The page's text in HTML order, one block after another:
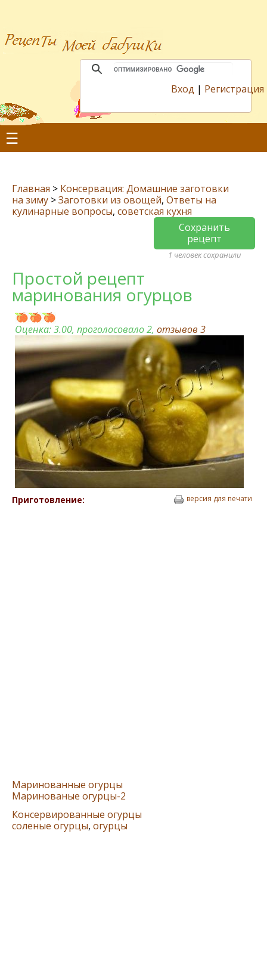
Вход | Регистрация
☰
Главная > Консервация: Домашние заготовки
на зиму >Заготовки из овощей, Ответы на
кулинарные вопросы, советская кухня
Сохранить
рецепт
1 человек сохранили
Простой рецепт
маринования огурцов
Оценка:3.00, проголосовало 2, отзывов 3
Приготовление: версия для печати
Маринованные огурцы
Маринованые огурцы-2
Консервированные огурцы
соленые огурцы, огурцы